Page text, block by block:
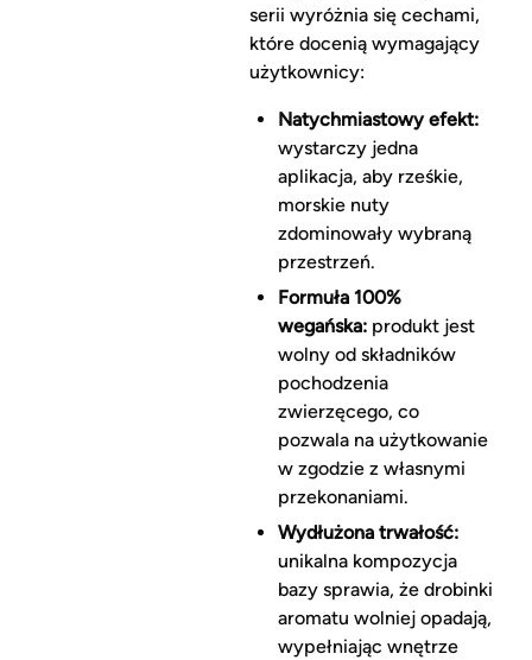
serii wyróżnia się cechami,
które docenią wymagający
użytkownicy:
Natychmiastowy efekt:
wystarczy jedna
aplikacja, aby rześkie,
morskie nuty
zdominowały wybraną
przestrzeń.
Formuła 100%
wegańska:produkt jest
wolny od składników
pochodzenia
zwierzęcego, co
pozwala na użytkowanie
w zgodzie z własnymi
przekonaniami.
Wydłużona trwałość:
unikalna kompozycja
bazy sprawia, że drobinki
aromatu wolniej opadają,
wypełniając wnętrze